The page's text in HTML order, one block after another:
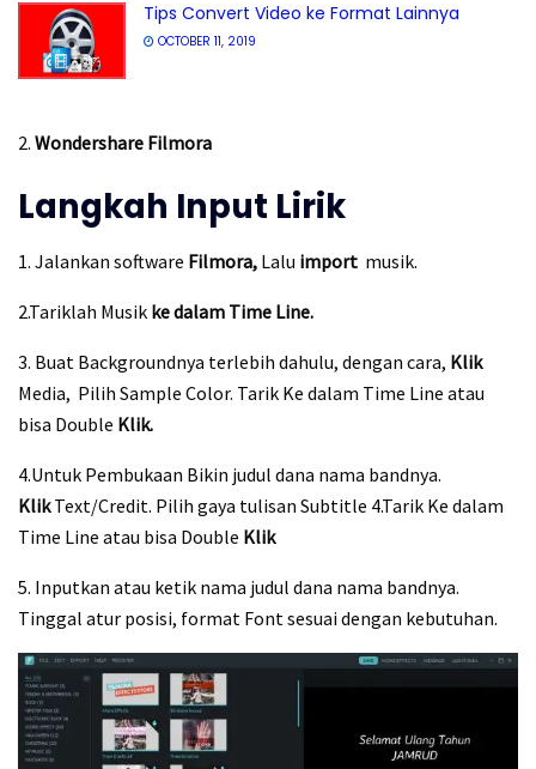
Tips Convert Video ke Format Lainnya
OCTOBER 11, 2019
2. Wondershare Filmora
Langkah Input Lirik
1. Jalankan software Filmora, Lalu import musik.
2.Tariklah Musik ke dalam Time Line.
3. Buat Backgroundnya terlebih dahulu, dengan cara, Klik
Media, Pilih Sample Color. Tarik Ke dalam Time Line atau
bisa Double Klik.
4.Untuk Pembukaan Bikin judul dana nama bandnya.
KlikText/Credit. Pilih gaya tulisan Subtitle 4.Tarik Ke dalam
Time Line atau bisa Double Klik
5. Inputkan atau ketik nama judul dana nama bandnya.
Tinggal atur posisi, format Font sesuai dengan kebutuhan.